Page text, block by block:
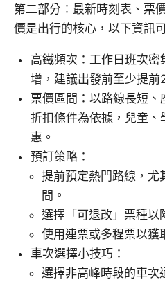
第二部分：最新時刻表、票
價是出行的核心，以下資訊
高鐵頻次：工作日班次
增，建議出發前至少提前
票價區間：以路線長短、
折扣條件為依據，兒童
惠。
預訂策略：
提前預定熱門路線，尤
間。
選擇「可退改」票種以
使用連票或多程票以獲
車次選擇小技巧：
選擇非高峰時段的車次